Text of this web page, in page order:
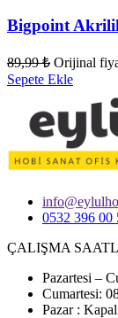
Bigpoint
89,99₺ Orijinal
Sepete Ekle
0532 396 00
ÇALIŞMA
Pazartesi –
Cumartesi:
Pazar :